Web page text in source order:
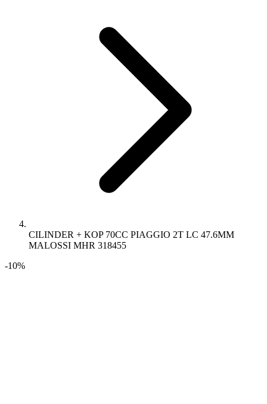
CILINDER + KOP 70CC PIAGGIO 2T LC 47.6MM
MALOSSI MHR 318455
-10%